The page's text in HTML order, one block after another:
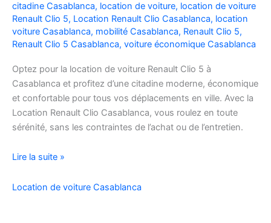
citadine Casablanca, location de voiture, location de voiture
Renault Clio 5, Location Renault Clio Casablanca, location
voiture Casablanca, mobilité Casablanca, Renault Clio 5,
Renault Clio 5 Casablanca, voiture économique Casablanca
Optez pour la location de voiture Renault Clio 5 à
Casablanca et profitez d’une citadine moderne, économique
et confortable pour tous vos déplacements en ville. Avec la
Location Renault Clio Casablanca, vous roulez en toute
sérénité, sans les contraintes de l’achat ou de l’entretien.
Location
Voiture
Lire la suite »
Location de voiture Casablanca